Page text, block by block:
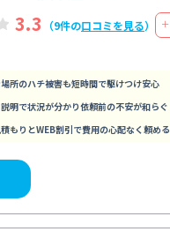
3.3
（9件の口コミを見る） ＋
所のハチ被害も短時間で駆けつけ安心
明で状況が分かり依頼前の不安が和らぐ
もりとWEB割引で費用の心配なく頼める